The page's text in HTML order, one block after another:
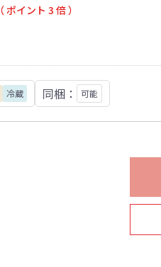
（ ポイント 3 倍 ）
冷蔵 同梱： 可能